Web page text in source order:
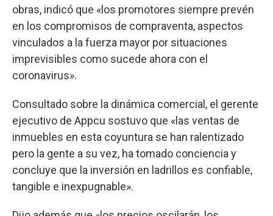
obras, indicó que «los promotores siempre prevén
en los compromisos de compraventa, aspectos
vinculados a la fuerza mayor por situaciones
imprevisibles como sucede ahora con el
coronavirus».
Consultado sobre la dinámica comercial, el gerente
ejecutivo de Appcu sostuvo que «las ventas de
inmuebles en esta coyuntura se han ralentizado
pero la gente a su vez, ha tomado conciencia y
concluye que la inversión en ladrillos es confiable,
tangible e inexpugnable».